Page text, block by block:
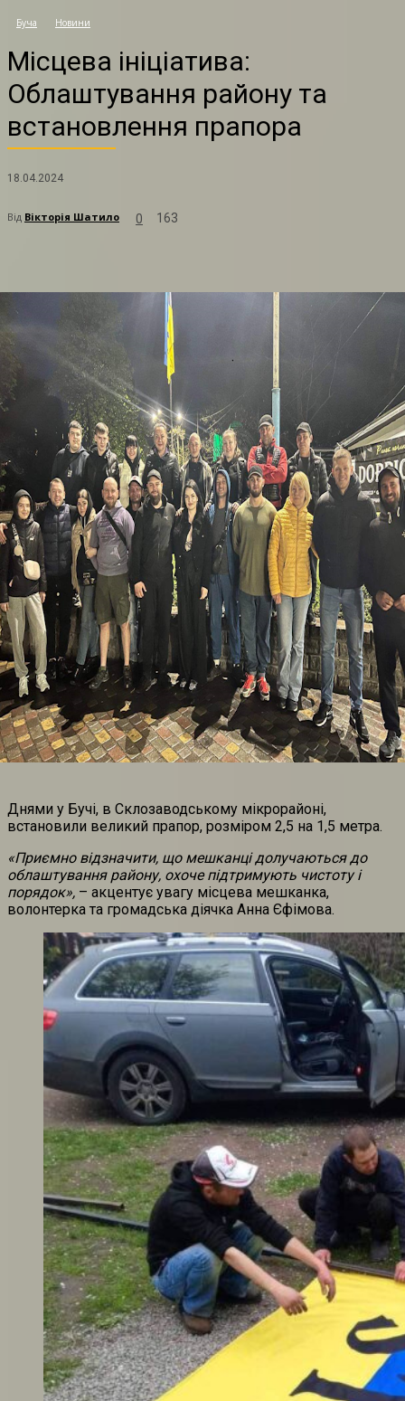
Буча Новини
Місцева ініціатива:
Облаштування району та
встановлення прапора
18.04.2024
Від Вікторія Шатило 0 163
Днями у Бучі, в Склозаводському мікрорайоні,
встановили великий прапор, розміром 2,5 на 1,5 метра.
«Приємно відзначити, що мешканці долучаються до
облаштування району, охоче підтримують чистоту і
порядок», – акцентує увагу місцева мешканка,
волонтерка та громадська діячка Анна Єфімова.